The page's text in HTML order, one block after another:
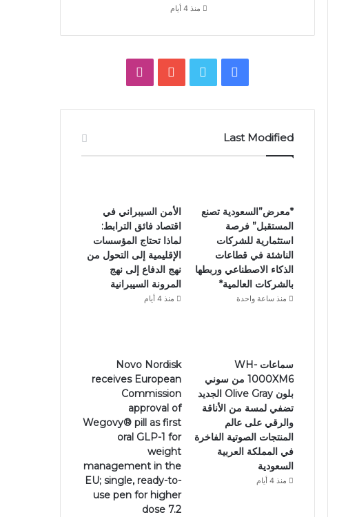
منذ 4 أيام
فيسبوكتويتر يوتيوبانستقرام
Last Modified
*معرض”السعودية تصنع
المستقبل” فرصة
استثمارية للشركات
الناشئة في قطاعات
الذكاء الاصطناعي وربطها
بالشركات العالمية*
منذ ساعة واحدة
الأمن السيبراني في
اقتصاد فائق الترابط:
لماذا تحتاج المؤسسات
الإقليمية إلى التحول من
نهج الدفاع إلى نهج
المرونة السيبرانية
منذ 4 أيام
سماعات WH-
1000XM6 من سوني
بلون Olive Gray الجديد
تضفي لمسة من الأناقة
والرقي على عالم
المنتجات الصوتية الفاخرة
في المملكة العربية
السعودية
منذ 4 أيام
Novo Nordisk
receives European
Commission
approval of
Wegovy®️ pill as first
oral GLP-1 for
weight
management in the
EU; single, ready-to-
use pen for higher
dose 7.2